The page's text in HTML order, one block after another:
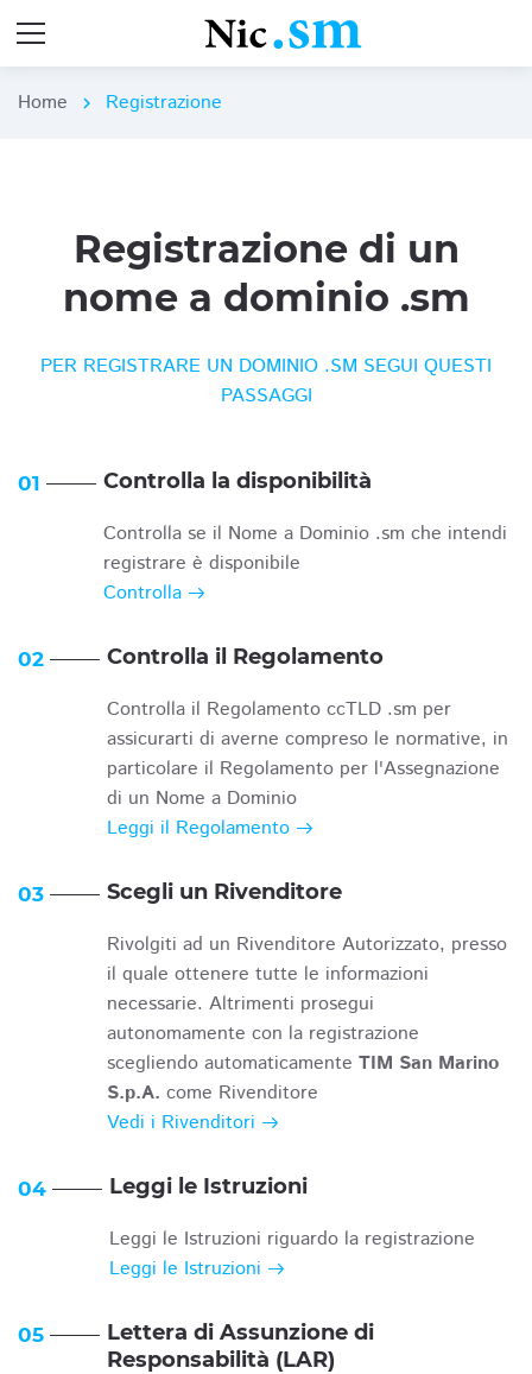
Home chevron_right Registrazione
Registrazione di un
nome a dominio .sm
PER REGISTRARE UN DOMINIO .SM SEGUI QUESTI
PASSAGGI
01 Controlla la disponibilità
Controlla se il Nome a Dominio .sm che intendi
registrare è disponibile
Controlla
02 Controlla il Regolamento
Controlla il Regolamento ccTLD .sm per
assicurarti di averne compreso le normative, in
particolare il Regolamento per l'Assegnazione
di un Nome a Dominio
Leggi il Regolamento
03 Scegli un Rivenditore
Rivolgiti ad un Rivenditore Autorizzato, presso
il quale ottenere tutte le informazioni
necessarie. Altrimenti prosegui
autonomamente con la registrazione
scegliendo automaticamente TIM San Marino
S.p.A. come Rivenditore
Vedi i Rivenditori
04 Leggi le Istruzioni
Leggi le Istruzioni riguardo la registrazione
Leggi le Istruzioni
05
Lettera di Assunzione di
Responsabilità (LAR)